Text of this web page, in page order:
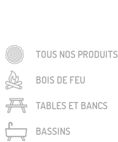
TOUS NOS PRODUITS
BOIS DE FEU
TABLES ET BANCS
BASSINS